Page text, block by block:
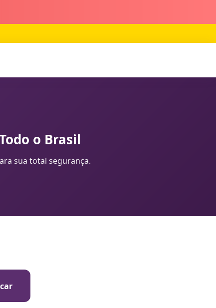
o Brasil
sua total segurança.